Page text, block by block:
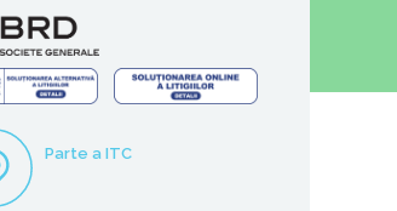
Parte a ITC